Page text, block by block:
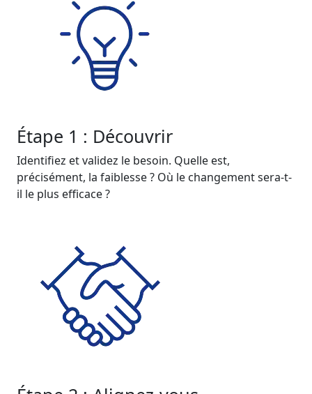
Étape 1 : Découvrir
Identifiez et validez le besoin. Quelle est,
précisément, la faiblesse ? Où le changement sera-t-
il le plus efficace ?